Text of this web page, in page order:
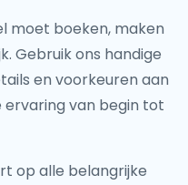
moet boeken, maken
Gebruik ons handige
en voorkeuren aan
ervaring van begin tot
op alle belangrijke